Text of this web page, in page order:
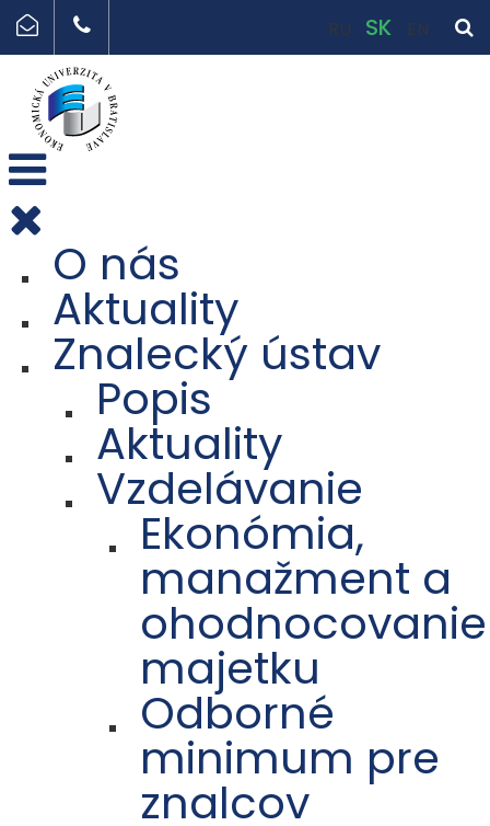
RU SK EN
O nás
Aktuality
Znalecký ústav
Popis
Aktuality
Vzdelávanie
Ekonómia,
manažment a
ohodnocovanie
majetku
Odborné
minimum pre
znalcov